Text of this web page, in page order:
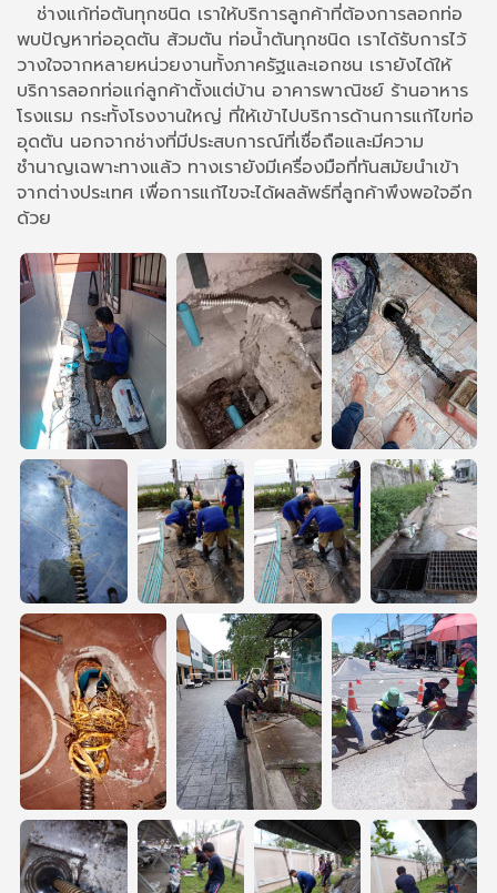
ช่างแก้ท่อตันทุกชนิด เราให้บริการลูกค้าที่ต้องการลอกท่อ
พบปัญหาท่ออุดตัน ส้วมตัน ท่อน้ำตันทุกชนิด เราได้รับการไว้
วางใจจากหลายหน่วยงานทั้งภาครัฐและเอกชน เรายังได้ให้
บริการลอกท่อแก่ลูกค้าตั้งแต่บ้าน อาคารพาณิชย์ ร้านอาหาร
โรงแรม กระทั้งโรงงานใหญ่ ที่ให้เข้าไปบริการด้านการแก้ไขท่อ
อุดตัน นอกจากช่างที่มีประสบการณ์ที่เชื่อถือและมีความ
ชำนาญเฉพาะทางแล้ว ทางเรายังมีเครื่องมือที่ทันสมัยนำเข้า
จากต่างประเทศ เพื่อการแก้ไขจะได้ผลลัพธ์ที่ลูกค้าพึงพอใจอีก
ด้วย